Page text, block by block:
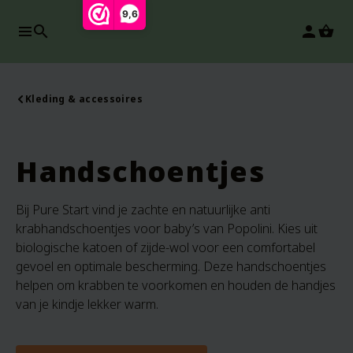
9,6
search person
Kleding & accessoires
Handschoentjes
Bij Pure Start vind je zachte en natuurlijke anti
krabhandschoentjes voor baby’s van Popolini. Kies uit
biologische katoen of zijde-wol voor een comfortabel
gevoel en optimale bescherming. Deze handschoentjes
helpen om krabben te voorkomen en houden de handjes
van je kindje lekker warm.